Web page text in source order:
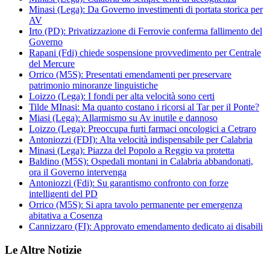
Minasi (Lega): Da Governo investimenti di portata storica per
AV
Irto (PD): Privatizzazione di Ferrovie conferma fallimento del
Governo
Rapani (Fdi) chiede sospensione provvedimento per Centrale
del Mercure
Orrico (M5S): Presentati emendamenti per preservare
patrimonio minoranze linguistiche
Loizzo (Lega): I fondi per alta velocità sono certi
Tilde MInasi: Ma quanto costano i ricorsi al Tar per il Ponte?
Miasi (Lega): Allarmismo su Av inutile e dannoso
Loizzo (Lega): Preoccupa furti farmaci oncologici a Cetraro
Antoniozzi (FDI): Alta velocità indispensabile per Calabria
Minasi (Lega): Piazza del Popolo a Reggio va protetta
Baldino (M5S): Ospedali montani in Calabria abbandonati,
ora il Governo intervenga
Antoniozzi (Fdi): Su garantismo confronto con forze
intelligenti del PD
Orrico (M5S): Si apra tavolo permanente per emergenza
abitativa a Cosenza
Cannizzaro (FI): Approvato emendamento dedicato ai disabili
Le Altre Notizie